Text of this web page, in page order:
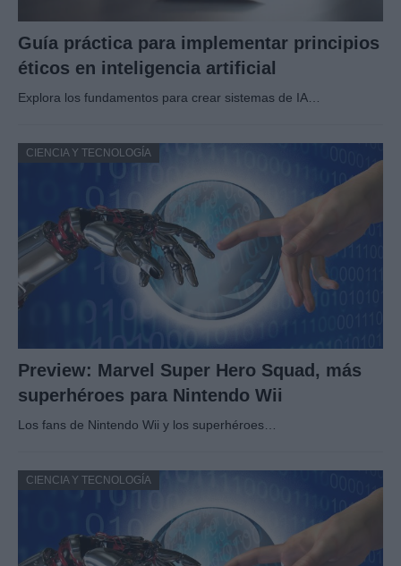
Guía práctica para implementar principios
éticos en inteligencia artificial
Explora los fundamentos para crear sistemas de IA…
CIENCIA Y TECNOLOGÍA
Preview: Marvel Super Hero Squad, más
superhéroes para Nintendo Wii
Los fans de Nintendo Wii y los superhéroes…
CIENCIA Y TECNOLOGÍA